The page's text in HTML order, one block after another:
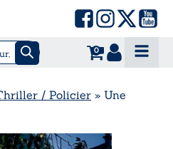
0
/ Policier » Une